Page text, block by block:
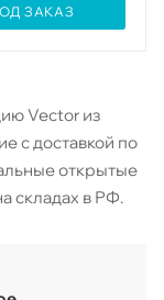
ЗАКАЗ
Vector из
с доставкой по
открытые
складах в РФ.